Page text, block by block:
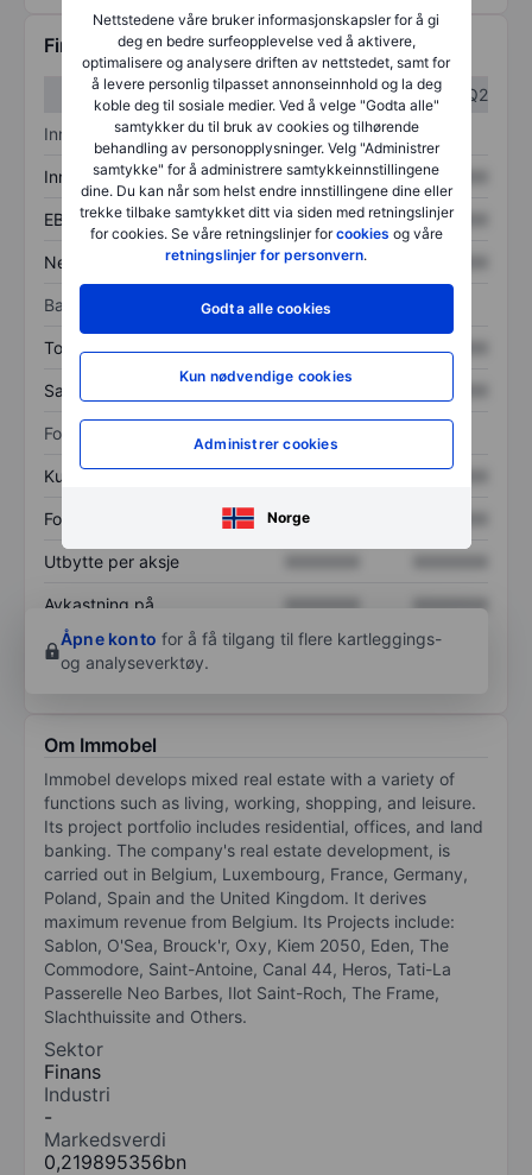
Nettstedene våre bruker informasjonskapsler for å gi
deg en bedre surfeopplevelse ved å aktivere,
optimalisere og analysere driften av nettstedet, samt for
å levere personlig tilpasset annonseinnhold og la deg
koble deg til sosiale medier. Ved å velge "Godta alle"
samtykker du til bruk av cookies og tilhørende
behandling av personopplysninger. Velg "Administrer
samtykke" for å administrere samtykkeinnstillingene
dine. Du kan når som helst endre innstillingene dine eller
trekke tilbake samtykket ditt via siden med retningslinjer
for cookies. Se våre retningslinjer forcookies og våre
retningslinjer for personvern.
Godta alle cookies
Kun nødvendige cookies
Administrer cookies
Norge
Finansiell informasjon
Q1
Q2
Inntektsoversikt
Inntekter XXXXXXX XXXXXXX
EBITDA XXXXXXX XXXXXXX
Nettoinntekt XXXXXXX
Balanse
Totale eiendeler XXXXXXX XXXXXXX
Samlet gjeld
Forholdstall
Kurs/salg XXXXXXX XXXXXXX
Fortjeneste per aksje XXXXXXX
Utbytte per aksje
Avkastning på
egenkapital
XXXXXXX
XXXXXXX
Åpne konto for å få tilgang til flere kartleggings-
og analyseverktøy.
Om Immobel
Immobel develops mixed real estate with a variety of
functions such as living, working, shopping, and leisure.
Its project portfolio includes residential, offices, and land
banking. The company's real estate development, is
carried out in Belgium, Luxembourg, France, Germany,
Poland, Spain and the United Kingdom. It derives
maximum revenue from Belgium. Its Projects include:
Sablon, O'Sea, Brouck'r, Oxy, Kiem 2050, Eden, The
Commodore, Saint-Antoine, Canal 44, Heros, Tati-La
Passerelle Neo Barbes, Ilot Saint-Roch, The Frame,
Slachthuissite and Others.
Sektor
Finans
Industri
-
Markedsverdi
0,219895356bn